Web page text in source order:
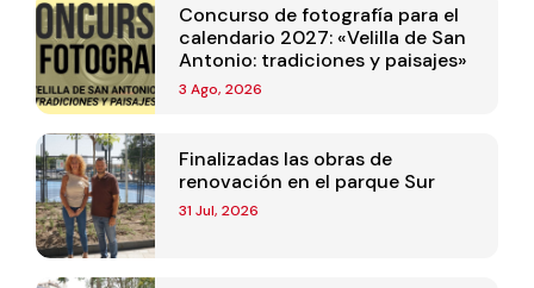
Concurso de fotografía para el
calendario 2027: «Velilla de San
Antonio: tradiciones y paisajes»
3 Ago, 2026
Finalizadas las obras de
renovación en el parque Sur
31 Jul, 2026